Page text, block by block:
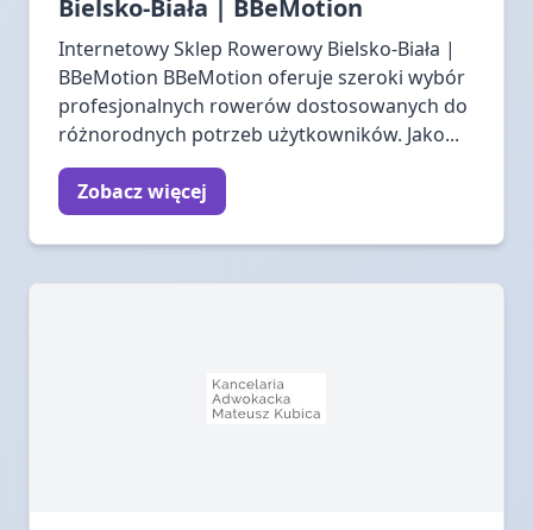
Bielsko-Biała | BBeMotion
Internetowy Sklep Rowerowy Bielsko-Biała |
BBeMotion BBeMotion oferuje szeroki wybór
profesjonalnych rowerów dostosowanych do
różnorodnych potrzeb użytkowników. Jako...
Zobacz więcej